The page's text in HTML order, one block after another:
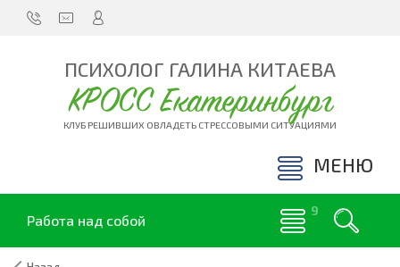
ПСИХОЛОГ ГАЛИНА КИТАЕВА
КРОСС Екатеринбург
КЛУБ РЕШИВШИХ ОВЛАДЕТЬ СТРЕССОВЫМИ СИТУАЦИЯМИ
МЕНЮ
Работа над собой